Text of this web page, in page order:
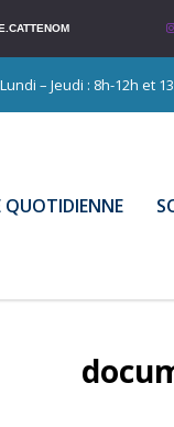
– Jeudi : 8h-12h et
QUOTIDIENNE